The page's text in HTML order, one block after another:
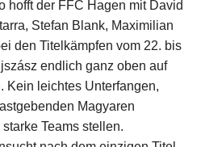
hofft der FFC Hagen mit David
Stefan Blank, Maximilian
den Titelkämpfen vom 22. bis
endlich ganz oben auf
Kein leichtes Unterfangen,
Magyaren
Teams stellen.